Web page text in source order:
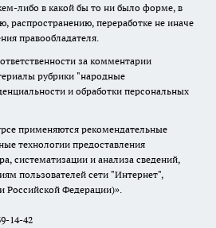
либо в какой бы то ни было форме, в
распространению, переработке не иначе
правообладателя.
за комментарии
рубрики "народные
и обработки персональных
применяются рекомендательные
технологии предоставления
систематизации и анализа сведений,
пользователей сети "Интернет",
Российской Федерации)».
14-42